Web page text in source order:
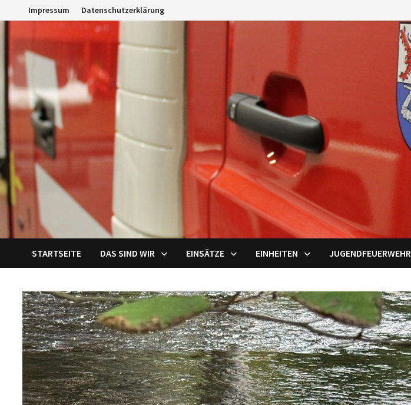
Inhalt
springen
Impressum Datenschutzerklärung
STARTSEITE DAS SIND WIR EINSÄTZE EINHEITEN JUGENDFEUERWEHR